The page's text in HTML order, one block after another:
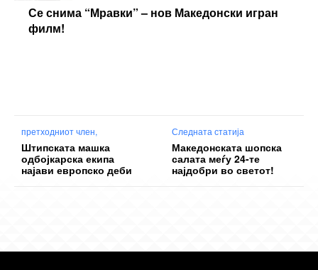
Се снима “Мравки” – нов Македонски игран
филм!
претходниот член,
Штипската машка
одбојкарска екипа
најави европско деби
Следната статија
Македонската шопска
салата меѓу 24-те
најдобри во светот!